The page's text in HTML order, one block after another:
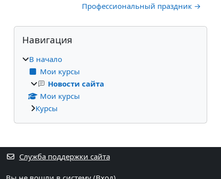
Профессиональный праздник →
Блоки
Пропустить Навигация
Навигация
В начало
Мои курсы
Новости сайта
Мои курсы
Курсы
Дополнительные блоки
Служба поддержки сайта